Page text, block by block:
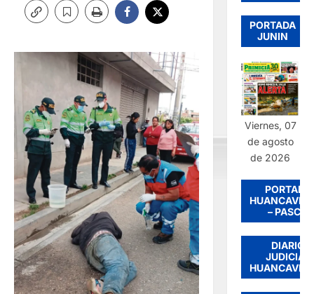
PORTADA
JUNIN
Viernes, 07
de agosto
de 2026
PORTADA
– PASCO
DIARIO
JUDICIAL